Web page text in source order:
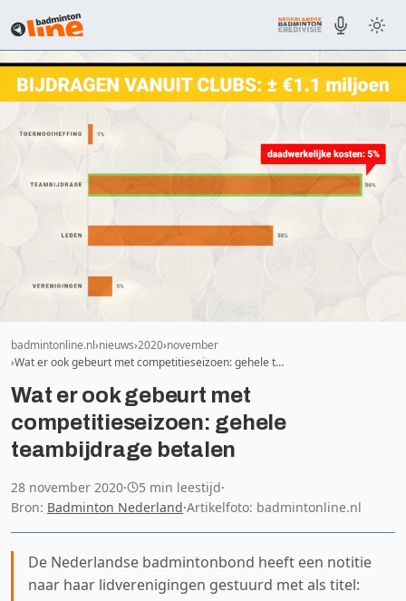
badmintonline.nl nieuws 2020 november
Wat er ook gebeurt met competitieseizoen: gehele t…
Wat er ook gebeurt met
competitieseizoen: gehele
teambijdrage betalen
28 november 2020· 5 min leestijd·
Bron: Badminton Nederland·Artikelfoto: badmintonline.nl
De Nederlandse badmintonbond heeft een notitie
naar haar lidverenigingen gestuurd met als titel: